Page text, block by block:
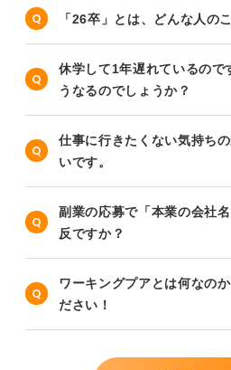
「26卒」とは、どんな人の
休学して1年遅れているので
うなるのでしょうか？
仕事に行きたくない気持ち
いです。
副業の応募で「本業の会社
反ですか？
ワーキングプアとは何なの
ださい！